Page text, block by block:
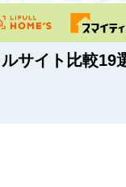
サイト比較19